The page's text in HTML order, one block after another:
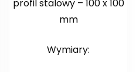
profil stalowy – 100 x 100
mm
Wymiary: